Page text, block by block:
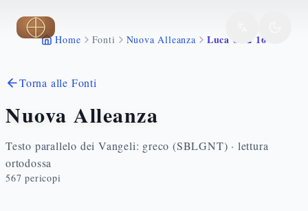
Vai al contenuto principale
Home Fonti Nuova Alleanza Luca 6 12 16
Torna alle Fonti
Nuova Alleanza
Testo parallelo dei Vangeli: greco (SBLGNT) · lettura
ortodossa
567 pericopi